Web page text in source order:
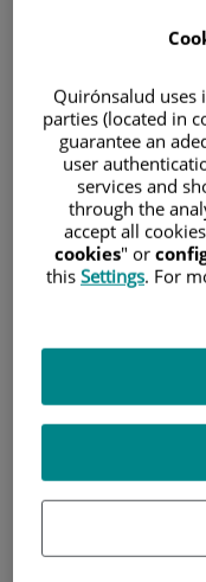
MotoGP
4 de mayo de 2017
Este es el sexto año
hospitalario velan por
los circuitos de este
Quirónsalud es un
Campeonato del
que Dorna confía en
hospitalario para
pilotos durante el
periplo español este
Quirónsalud uses
parties (located in
guarantee an
user
services and
through the
accept all
cookies" or
this Settings. For